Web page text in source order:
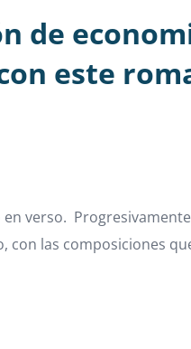
de
este
verso.
con las composiciones